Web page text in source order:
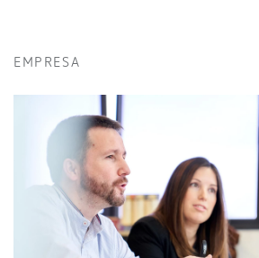
EMPRESA